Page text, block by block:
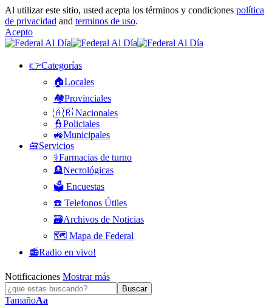
Al utilizar este sitio, usted acepta los términos y condiciones política
de privacidad and terminos de uso.
Acepto
👉Categorías
🏠Locales
🏘️Provinciales
🇦🇷 Nacionales
👮Policiales
🚜Municipales
🧰Servicios
⚕️Farmacias de turno
🪦Necrológicas
🗳️ Encuestas
☎️ Telefonos Útiles
🗃️Archivos de Noticias
🗺️ Mapa de Federal
📻Radio en vivo!
Notificaciones Mostrar más
TamañoAa